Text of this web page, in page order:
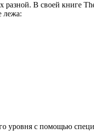
разной. В своей книге
лежа:
уровня с помощью